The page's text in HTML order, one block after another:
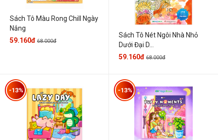
Sách Tô Màu Rong Chill Ngày
Nắng
59.160đ 68.000đ
Sách Tô Nét Ngôi Nhà Nhỏ
Dưới Đại D...
59.160đ 68.000đ
-13% -13%